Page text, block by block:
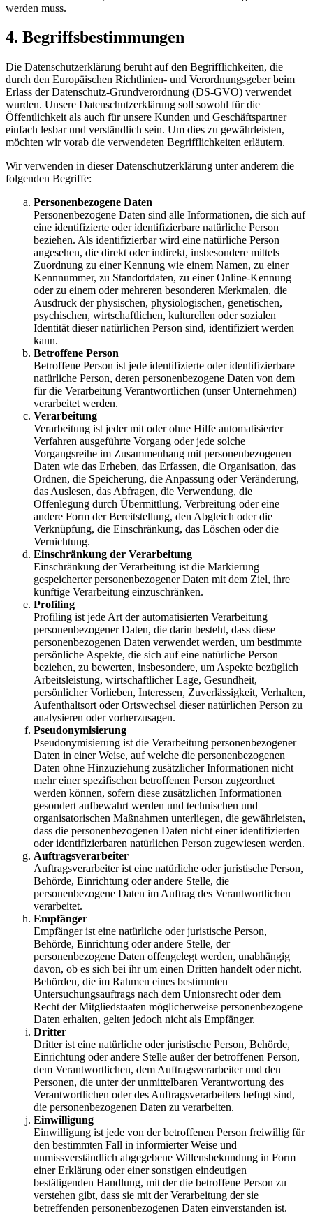
werden muss.
4. Begriffsbestimmungen
Die Datenschutzerklärung beruht auf den Begrifflichkeiten, die
durch den Europäischen Richtlinien- und Verordnungsgeber beim
Erlass der Datenschutz-Grundverordnung (DS-GVO) verwendet
wurden. Unsere Datenschutzerklärung soll sowohl für die
Öffentlichkeit als auch für unsere Kunden und Geschäftspartner
einfach lesbar und verständlich sein. Um dies zu gewährleisten,
möchten wir vorab die verwendeten Begrifflichkeiten erläutern.
Wir verwenden in dieser Datenschutzerklärung unter anderem die
folgenden Begriffe:
Personenbezogene Daten
Personenbezogene Daten sind alle Informationen, die sich auf
eine identifizierte oder identifizierbare natürliche Person
beziehen. Als identifizierbar wird eine natürliche Person
angesehen, die direkt oder indirekt, insbesondere mittels
Zuordnung zu einer Kennung wie einem Namen, zu einer
Kennnummer, zu Standortdaten, zu einer Online-Kennung
oder zu einem oder mehreren besonderen Merkmalen, die
Ausdruck der physischen, physiologischen, genetischen,
psychischen, wirtschaftlichen, kulturellen oder sozialen
Identität dieser natürlichen Person sind, identifiziert werden
kann.
Betroffene Person
Betroffene Person ist jede identifizierte oder identifizierbare
natürliche Person, deren personenbezogene Daten von dem
für die Verarbeitung Verantwortlichen (unser Unternehmen)
verarbeitet werden.
Verarbeitung
Verarbeitung ist jeder mit oder ohne Hilfe automatisierter
Verfahren ausgeführte Vorgang oder jede solche
Vorgangsreihe im Zusammenhang mit personenbezogenen
Daten wie das Erheben, das Erfassen, die Organisation, das
Ordnen, die Speicherung, die Anpassung oder Veränderung,
das Auslesen, das Abfragen, die Verwendung, die
Offenlegung durch Übermittlung, Verbreitung oder eine
andere Form der Bereitstellung, den Abgleich oder die
Verknüpfung, die Einschränkung, das Löschen oder die
Vernichtung.
Einschränkung der Verarbeitung
Einschränkung der Verarbeitung ist die Markierung
gespeicherter personenbezogener Daten mit dem Ziel, ihre
künftige Verarbeitung einzuschränken.
Profiling
Profiling ist jede Art der automatisierten Verarbeitung
personenbezogener Daten, die darin besteht, dass diese
personenbezogenen Daten verwendet werden, um bestimmte
persönliche Aspekte, die sich auf eine natürliche Person
beziehen, zu bewerten, insbesondere, um Aspekte bezüglich
Arbeitsleistung, wirtschaftlicher Lage, Gesundheit,
persönlicher Vorlieben, Interessen, Zuverlässigkeit, Verhalten,
Aufenthaltsort oder Ortswechsel dieser natürlichen Person zu
analysieren oder vorherzusagen.
Pseudonymisierung
Pseudonymisierung ist die Verarbeitung personenbezogener
Daten in einer Weise, auf welche die personenbezogenen
Daten ohne Hinzuziehung zusätzlicher Informationen nicht
mehr einer spezifischen betroffenen Person zugeordnet
werden können, sofern diese zusätzlichen Informationen
gesondert aufbewahrt werden und technischen und
organisatorischen Maßnahmen unterliegen, die gewährleisten,
dass die personenbezogenen Daten nicht einer identifizierten
oder identifizierbaren natürlichen Person zugewiesen werden.
Auftragsverarbeiter
Auftragsverarbeiter ist eine natürliche oder juristische Person,
Behörde, Einrichtung oder andere Stelle, die
personenbezogene Daten im Auftrag des Verantwortlichen
verarbeitet.
Empfänger
Empfänger ist eine natürliche oder juristische Person,
Behörde, Einrichtung oder andere Stelle, der
personenbezogene Daten offengelegt werden, unabhängig
davon, ob es sich bei ihr um einen Dritten handelt oder nicht.
Behörden, die im Rahmen eines bestimmten
Untersuchungsauftrags nach dem Unionsrecht oder dem
Recht der Mitgliedstaaten möglicherweise personenbezogene
Daten erhalten, gelten jedoch nicht als Empfänger.
Dritter
Dritter ist eine natürliche oder juristische Person, Behörde,
Einrichtung oder andere Stelle außer der betroffenen Person,
dem Verantwortlichen, dem Auftragsverarbeiter und den
Personen, die unter der unmittelbaren Verantwortung des
Verantwortlichen oder des Auftragsverarbeiters befugt sind,
die personenbezogenen Daten zu verarbeiten.
Einwilligung
Einwilligung ist jede von der betroffenen Person freiwillig für
den bestimmten Fall in informierter Weise und
unmissverständlich abgegebene Willensbekundung in Form
einer Erklärung oder einer sonstigen eindeutigen
bestätigenden Handlung, mit der die betroffene Person zu
verstehen gibt, dass sie mit der Verarbeitung der sie
betreffenden personenbezogenen Daten einverstanden ist.